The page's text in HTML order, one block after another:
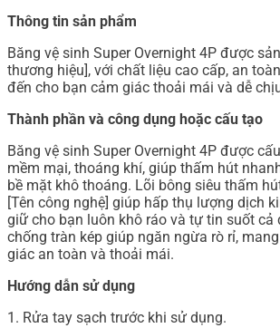
Thông tin sản phẩm
Băng vệ sinh Super Overnight 4P được
thương hiệu], với chất liệu cao cấp, an
đến cho bạn cảm giác thoải mái và dễ
Thành phần và công dụng hoặc cấu tạo
Băng vệ sinh Super Overnight 4P được
mềm mại, thoáng khí, giúp thấm hút
bề mặt khô thoáng. Lõi bông siêu thấm
[Tên công nghệ] giúp hấp thụ lượng dịch
giữ cho bạn luôn khô ráo và tự tin suốt cả
chống tràn kép giúp ngăn ngừa rò rỉ,
giác an toàn và thoải mái.
Hướng dẫn sử dụng
1. Rửa tay sạch trước khi sử dụng.